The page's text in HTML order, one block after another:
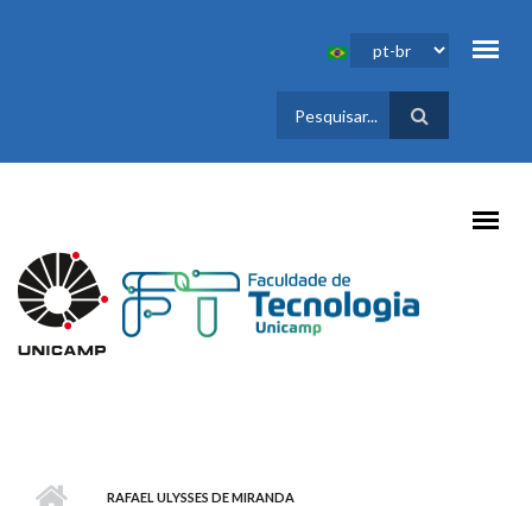
FORMULÁRIO
DE BUSCA
RAFAEL ULYSSES DE MIRANDA